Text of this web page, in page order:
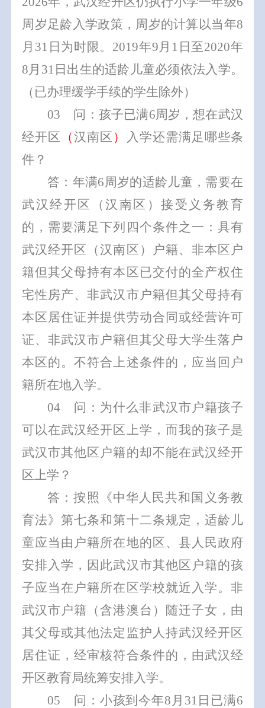
周岁足龄入学政策， 周岁的计算以当年8
月 31 日为时限。 2019年9月 1 日至2020年
8月 31 日出生的适龄儿童必须依法入学。
（已办理缓学手续的学生除外）
03 问：孩子已满6周岁，想在武汉
经开区 （汉南区 ）
入学还需满足哪些条
件？
答：年满6周岁的适龄儿童，需要在
武汉经开区（汉南区）接受义务教育
的，需要满足下列四个条件之一：具有
武汉经开区（汉南区）户籍、非本区户
籍但其父母持有本区已交付的全产权住
宅性房产、非武汉市户籍但其父母持有
本区居住证并提供劳动合同或经营许可
证、非武汉市户籍但其父母大学生落户
本区的。不符合上述条件的，应当回户
籍所在地入学。
04
问：为什么非武汉市户籍孩子
可以在武汉经开区上学，而我的孩子是
武汉市其他区户籍的却不能在武汉经开
区上学？
答：按照《中华人民共和国义务教
育法》第七条和第十二条规定， 适龄儿
童应当由户籍所在地的区、县人民政府
安排入学 ，因此武汉市其他区户籍的孩
子应当在户籍所在区学校就近入学。 非
武汉市户籍（含港澳台）随迁子女，由
其父母或其他法定监护人持武汉经开区
居住证，经审核符合条件的，由武汉经
开区教育局统筹安排入学。
05 问：小孩到今年8 月 31 日已满6